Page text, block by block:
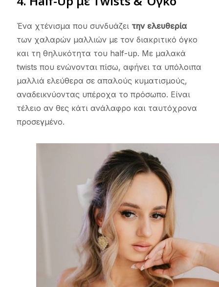
Ένα χτένισμα που συνδυάζει την ελευθερία
των χαλαρών μαλλιών με τον διακριτικό όγκο
και τη θηλυκότητα του half-up. Με μαλακά
twists που ενώνονται πίσω, αφήνει τα υπόλοιπα
μαλλιά ελεύθερα σε απαλούς κυματισμούς,
αναδεικνύοντας υπέροχα το πρόσωπο. Είναι
τέλειο αν θες κάτι ανάλαφρο και ταυτόχρονα
προσεγμένο.